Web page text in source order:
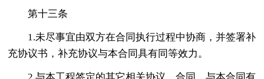
第十三条
1.未尽事宜由双方在合同执行过程中协商，并签署补
充协议书，补充协议与本合同具有同等效力。
2.与本工程签定的其它相关协议、合同，与本合同有